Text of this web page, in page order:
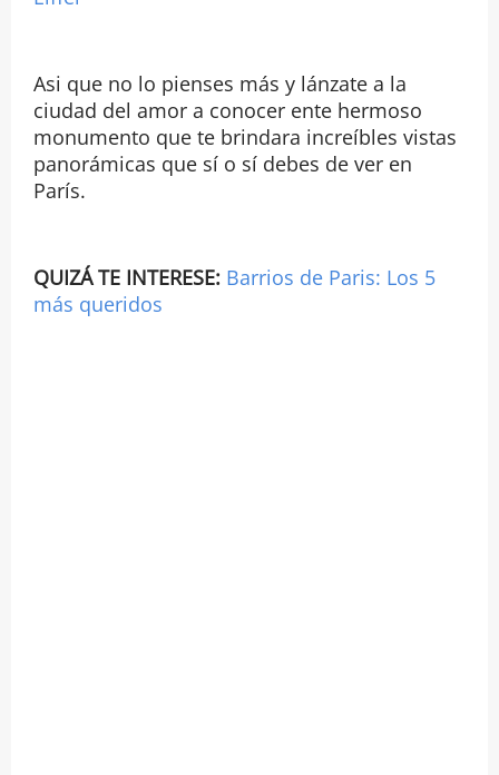
Asi que no lo pienses más y lánzate a la
ciudad del amor a conocer ente hermoso
monumento que te brindara increíbles vistas
panorámicas que sí o sí debes de ver en
París.
QUIZÁ TE INTERESE: Barrios de Paris: Los 5
más queridos